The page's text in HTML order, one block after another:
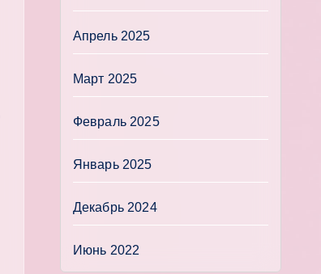
Апрель 2025
Март 2025
Февраль 2025
Январь 2025
Декабрь 2024
Июнь 2022